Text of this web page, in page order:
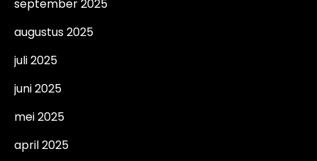
september 2025
augustus 2025
juli 2025
juni 2025
mei 2025
april 2025